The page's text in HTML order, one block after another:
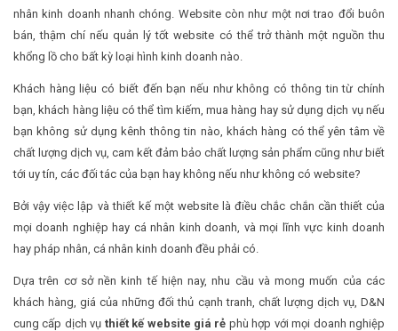
nhân kinh doanh nhanh chóng. Website còn như một nơi trao đổi buôn
bán, thậm chí nếu quản lý tốt website có thể trở thành một nguồn thu
khổng lồ cho bất kỳ loại hình kinh doanh nào.
Khách hàng liệu có biết đến bạn nếu như không có thông tin từ chính
bạn, khách hàng liệu có thể tìm kiếm, mua hàng hay sử dụng dịch vụ nếu
bạn không sử dụng kênh thông tin nào, khách hàng có thể yên tâm về
chất lượng dịch vụ, cam kết đảm bảo chất lượng sản phẩm cũng như biết
tới uy tín, các đối tác của bạn hay không nếu như không có website?
Bởi vậy việc lập và thiết kế một website là điều chắc chắn cần thiết của
mọi doanh nghiệp hay cá nhân kinh doanh, và mọi lĩnh vực kinh doanh
hay pháp nhân, cá nhân kinh doanh đều phải có.
Dựa trên cơ sở nền kinh tế hiện nay, nhu cầu và mong muốn của các
khách hàng, giá của những đối thủ cạnh tranh, chất lượng dịch vụ, D&N
cung cấp dịch vụ thiết kế website giá rẻ phù hợp với mọi doanh nghiệp